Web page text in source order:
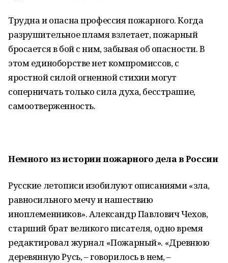
Трудна и опасна профессия пожарного. Когда
разрушительное пламя взлетает, пожарный
бросается в бой с ним, забывая об опасности. В
этом единоборстве нет компромиссов, с
яростной силой огненной стихии могут
соперничать только сила духа, бесстрашие,
самоотверженность.
Немного из истории пожарного дела в России
Русские летописи изобилуют описаниями «зла,
равносильного мечу и нашествию
иноплеменников». Александр Павлович Чехов,
старший брат великого писателя, одно время
редактировал журнал «Пожарный». «Древнюю
деревянную Русь, – говорилось в нем, –